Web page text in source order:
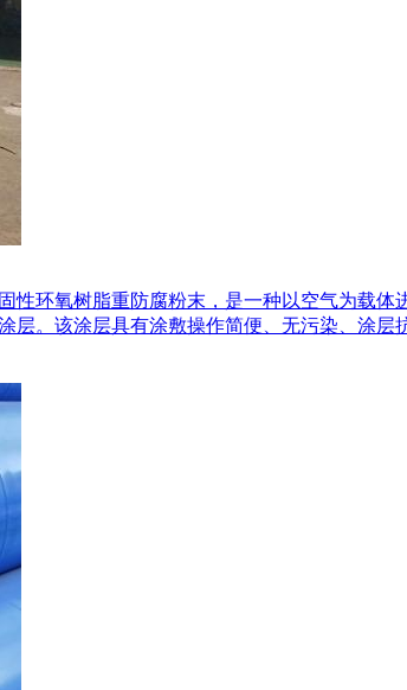
环氧树脂重防腐粉末，是一种以空气为载体
。该涂层具有涂敷操作简便、无污染、涂